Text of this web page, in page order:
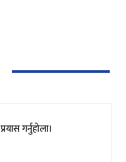
गर्नुहोला।